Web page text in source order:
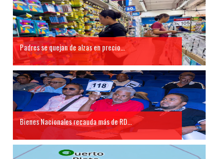
Padres se quejan de alzas en precio...
Bienes Nacionales recauda más de RD...